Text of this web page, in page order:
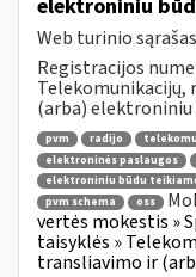
elektroniniu
Web turinio sąrašas
Registracijos
Telekomunikacijų,
(arba) elektroniniu
pvm radijo
elektroninės paslaugos
elektroniniu būdu
pvm schema
oss
vertės mokestis »
taisyklės »
transliavimo ir